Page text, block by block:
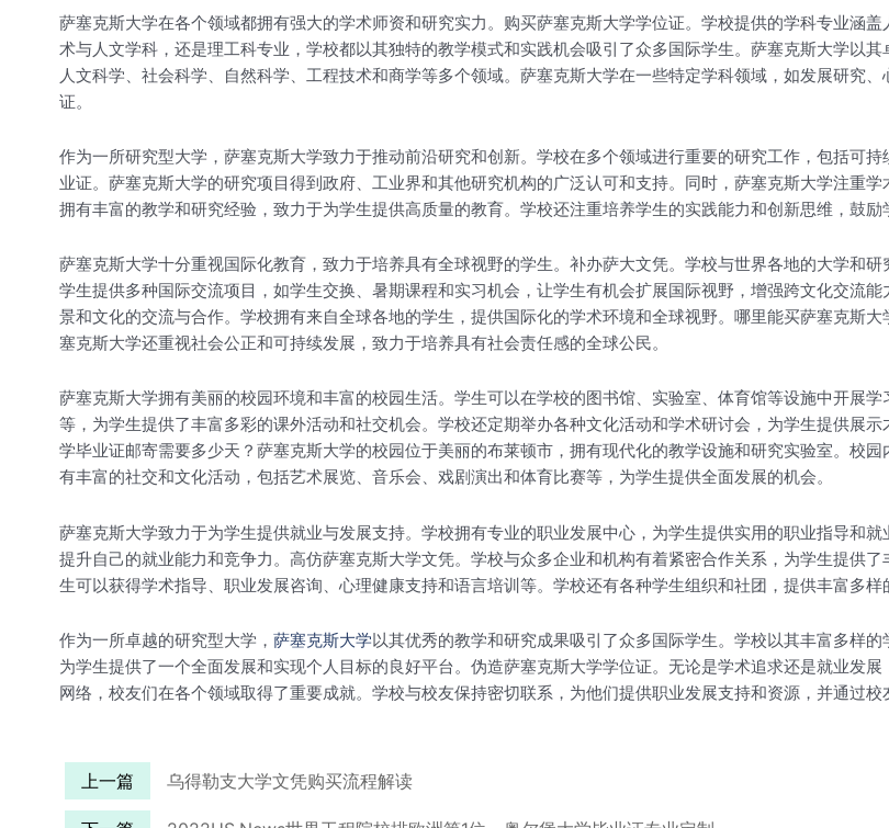
萨塞克斯大学在各个领域都拥有强大的学术师资和研究实力。购买萨塞克斯大学学位证。学校提供的学科专业涵
术与人文学科，还是理工科专业，学校都以其独特的教学模式和实践机会吸引了众多国际学生。萨塞克斯大学以
人文科学、社会科学、自然科学、工程技术和商学等多个领域。萨塞克斯大学在一些特定学科领域，如发展研究
证。
作为一所研究型大学，萨塞克斯大学致力于推动前沿研究和创新。学校在多个领域进行重要的研究工作，包括可
业证。萨塞克斯大学的研究项目得到政府、工业界和其他研究机构的广泛认可和支持。同时，萨塞克斯大学注重
拥有丰富的教学和研究经验，致力于为学生提供高质量的教育。学校还注重培养学生的实践能力和创新思维，鼓励
萨塞克斯大学十分重视国际化教育，致力于培养具有全球视野的学生。补办萨大文凭。学校与世界各地的大学和
学生提供多种国际交流项目，如学生交换、暑期课程和实习机会，让学生有机会扩展国际视野，增强跨文化交流
景和文化的交流与合作。学校拥有来自全球各地的学生，提供国际化的学术环境和全球视野。哪里能买萨塞克斯
塞克斯大学还重视社会公正和可持续发展，致力于培养具有社会责任感的全球公民。
萨塞克斯大学拥有美丽的校园环境和丰富的校园生活。学生可以在学校的图书馆、实验室、体育馆等设施中开展
等，为学生提供了丰富多彩的课外活动和社交机会。学校还定期举办各种文化活动和学术研讨会，为学生提供展
学毕业证邮寄需要多少天？萨塞克斯大学的校园位于美丽的布莱顿市，拥有现代化的教学设施和研究实验室。校
有丰富的社交和文化活动，包括艺术展览、音乐会、戏剧演出和体育比赛等，为学生提供全面发展的机会。
萨塞克斯大学致力于为学生提供就业与发展支持。学校拥有专业的职业发展中心，为学生提供实用的职业指导和
提升自己的就业能力和竞争力。高仿萨塞克斯大学文凭。学校与众多企业和机构有着紧密合作关系，为学生提供
生可以获得学术指导、职业发展咨询、心理健康支持和语言培训等。学校还有各种学生组织和社团，提供丰富多样
作为一所卓越的研究型大学， 萨塞克斯大学以其优秀的教学和研究成果吸引了众多国际学生。学校以其丰富多样
为学生提供了一个全面发展和实现个人目标的良好平台。伪造萨塞克斯大学学位证。无论是学术追求还是就业发
网络，校友们在各个领域取得了重要成就。学校与校友保持密切联系，为他们提供职业发展支持和资源，并通过校
上一篇 乌得勒支大学文凭购买流程解读